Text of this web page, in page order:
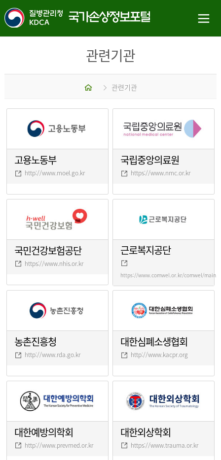
관련기관
홈 관련기관
고용노동부
http://www.moel.go.kr
국립중앙의료원
https://www.nmc.or.kr
국민건강보험공단
https://www.nhis.or.kr
근로복지공단
https://www.comwel.or.kr/comwel/
농촌진흥청
http://www.rda.go.kr
대한심폐소생협회
http://www.kacpr.org
대한예방의학회
http://www.prevmed.or.kr
대한외상학회
https://www.trauma.or.kr